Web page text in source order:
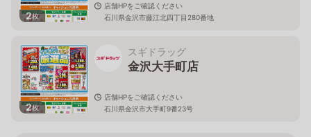
2枚
店舗HPをご確認ください
石川県金沢市藤江北四丁目280番地
2枚
スギドラッグ
金沢大手町店
店舗HPをご確認ください
石川県金沢市大手町9番23号